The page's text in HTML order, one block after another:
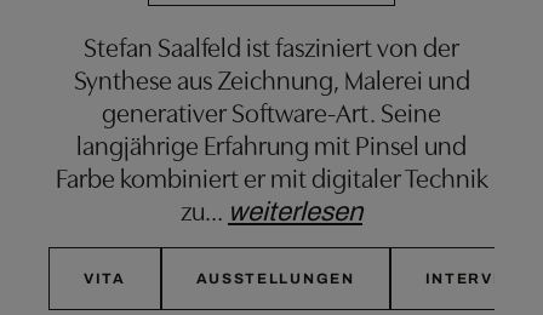
Stefan Saalfeld ist fasziniert von der
Synthese aus Zeichnung, Malerei und
generativer Software-Art. Seine
langjährige Erfahrung mit Pinsel und
Farbe kombiniert er mit digitaler Technik
zu… weiterlesen
VITA AUSSTELLUNGEN INTERVIEW